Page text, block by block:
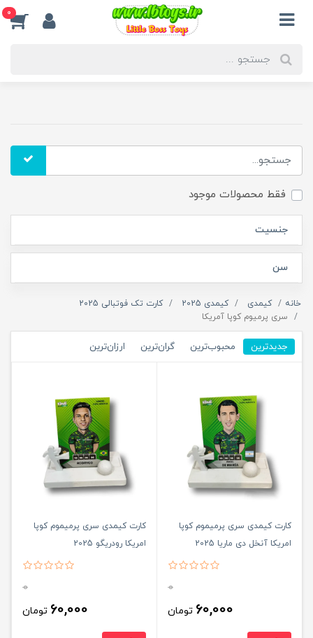
0
فقط محصولات موجود
جنسیت
سن
خانه کیمدی کیمدی 2025
کارت تک فوتبالی 2025
سری پرمیوم کوپا آمریکا
جدیدترین محبوب‌ترین گران‌ترین ارزان‌ترین
کارت کیمدی سری پرمیموم کوپا
امریکا آنخل دی ماریا 2025
0
60,000 تومان
کارت کیمدی سری پرمیموم کوپا
امریکا رودریگو 2025
0
60,000 تومان